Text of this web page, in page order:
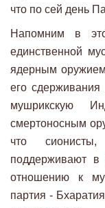
что по сей день
Напомним в
единственной
ядерным
его
мушрикскую
смертоносным
что
поддерживают
отношению к
партия -